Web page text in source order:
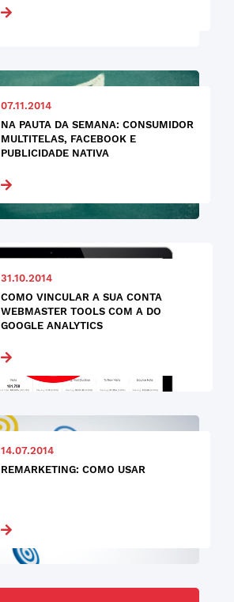
07.11.2014
NA PAUTA DA SEMANA: CONSUMIDOR
MULTITELAS, FACEBOOK E
PUBLICIDADE NATIVA
31.10.2014
COMO VINCULAR A SUA CONTA
WEBMASTER TOOLS COM A DO
GOOGLE ANALYTICS
14.07.2014
REMARKETING: COMO USAR